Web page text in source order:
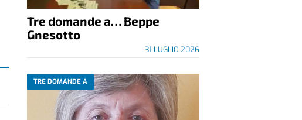
Tre domande a… Beppe
Gnesotto
31 LUGLIO 2026
TRE DOMANDE A